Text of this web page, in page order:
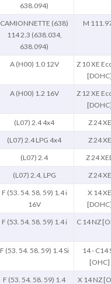
638.094)
CAMIONNETTE (638)
114 2.3 (638.034,
638.094)
M
A (H00) 1.0 12V
Z 10 XE
A (H00) 1.2 16V
Z 12 XE
(L07) 2.4 4x4 Z 24 XE
(L07) 2.4 LPG 4x4 Z 24 XE
(L07) 2.4 Z 24
(L07) 2.4, LPG Z 24 XE
F (53. 54. 58. 59) 1.4 i
16V
X 14
F (53. 54. 58. 59) 1.4 i C 14 NZ
F (53. 54. 58. 59) 1.4 Si
14 - C14
[OHC]
F (53. 54. 58. 59) 1.4
X 14 NZ